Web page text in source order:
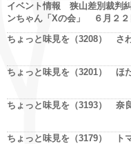
イベント情報 狭山差別裁判
ンちゃん「Xの会」 ６月２２
ちょっと味見を（3208） さ
ちょっと味見を（3201） ほ
ちょっと味見を（3193） 奈
ちょっと味見を（3179） ト